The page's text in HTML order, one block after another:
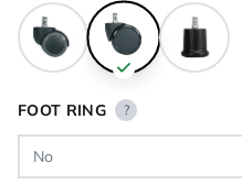
FOOT RING ?